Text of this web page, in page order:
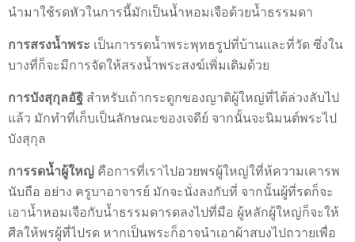
นำมาใช้รดหัวในการนี้มักเป็นน้ำหอมเจือด้วยน้ำธรรมดา
การสรงน้ำพระ เป็นการรดน้ำพระพุทธรูปที่บ้านและที่วัด ซึ่งใน
บางที่ก็จะมีการจัดให้สรงน้ำพระสงฆ์เพิ่มเติมด้วย
การบังสุกุลอัฐิ สำหรับเถ้ากระดูกของญาติผู้ใหญ่ที่ได้ล่วงลับไป
แล้ว มักทำที่เก็บเป็นลักษณะของเจดีย์ จากนั้นจะนิมนต์พระไป
บังสุกุล
การรดน้ำผู้ใหญ่ คือการที่เราไปอวยพรผู้ใหญ่ใที่ห้ความเคารพ
นับถือ อย่าง ครูบาอาจารย์ มักจะนั่งลงกับที่ จากนั้นผู้ที่รดก็จะ
เอาน้ำหอมเจือกับน้ำธรรมดารดลงไปที่มือ ผู้หลักผู้ใหญ่ก็จะให้
ศีลให้พรผู้ที่ไปรด หากเป็นพระก็อาจนำเอาผ้าสบงไปถวายเพื่อ